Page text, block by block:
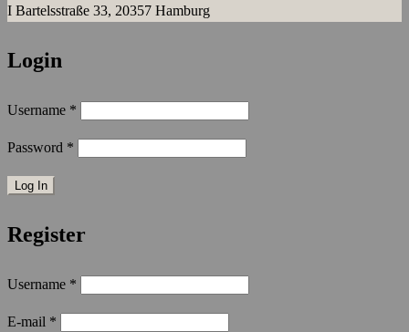
I Bartelsstraße 33, 20357 Hamburg
Login
Username *
Password *
Register
Username *
E-mail *